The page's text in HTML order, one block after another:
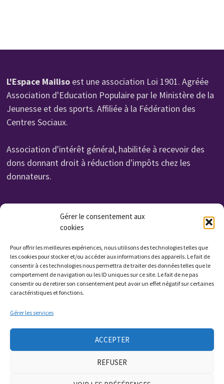
Gérer le consentement aux
cookies
Pour offrir les meilleures expériences, nous utilisons des technologies telles que
les cookies pour stocker et/ou accéder aux informations des appareils. Le fait de
consentir à ces technologies nous permettra de traiter des données telles que le
comportement de navigation ou les ID uniques sur ce site. Le fait de ne pas
consentir ou de retirer son consentement peut avoir un effet négatif sur certaines
caractéristiques et fonctions.
Gérer les services
ACCEPTER
REFUSER
L'Espace Mailiso est une association Loi 1901. Agréée
Association d'Education Populaire par le Ministère de la
Jeunesse et des sports. Affiliée à la Fédération des
Centres Sociaux.
Association d'intérêt général, habilitée à recevoir des
dons donnant droit à réduction d'impôts chez les
donnateurs.
Organisme de Formation N° 232 700 114 27
Cet enregistrement ne vaut pas agrément de l'état.
Non assujettie à la TVA. Affilié UROF
N° SIRET: 323 222 034 000 15
Code APE: 9799Z
Qui sommes nous ?
Contactez nous
Presse